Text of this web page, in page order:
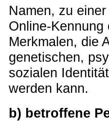
Namen, zu
Online-
Merkmalen, die
genetischen,
sozialen
werden kann.
b) betroffene